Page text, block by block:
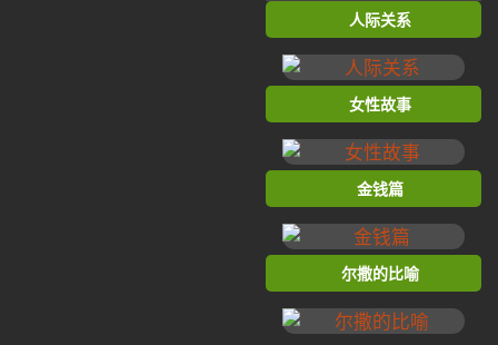
人际关系
女性故事
金钱篇
尔撒的比喻